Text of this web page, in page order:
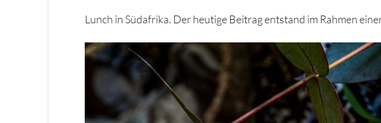
Lunch in Südafrika. Der heutige Beitrag entstand im Rahmen